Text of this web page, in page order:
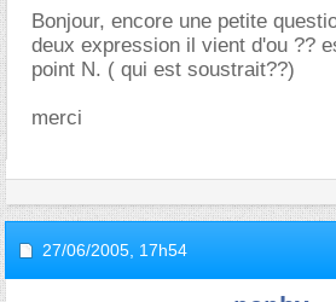
Bonjour, encore une petite
deux expression il vient d'ou ??
point N. ( qui est soustrait??)
merci
27/06/2005, 17h54